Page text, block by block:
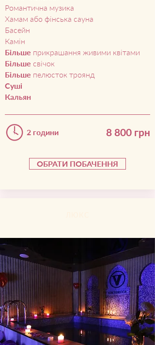
Романтична музика
Хамам або фінська сауна
Басейн
Камін
Більше прикрашання живими квітами
Більше свічок
Більше пелюсток троянд
Суші
Кальян
2 години 8 800 грн
ОБРАТИ ПОБАЧЕННЯ